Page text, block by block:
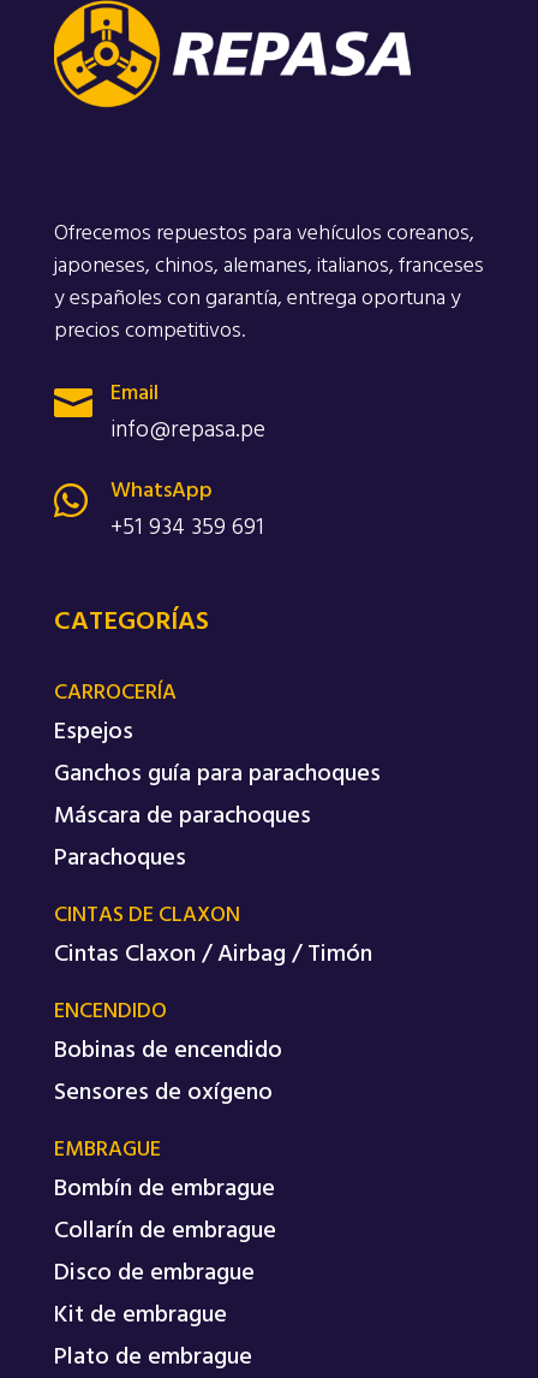
Ofrecemos repuestos para vehículos coreanos,
japoneses, chinos, alemanes, italianos, franceses
y españoles con garantía, entrega oportuna y
precios competitivos.
 Email
info@repasa.pe

WhatsApp
+51 934 359 691
CATEGORÍAS
CARROCERÍA
Espejos
Ganchos guía para parachoques
Máscara de parachoques
Parachoques
CINTAS DE CLAXON
Cintas Claxon / Airbag / Timón
ENCENDIDO
Bobinas de encendido
Sensores de oxígeno
EMBRAGUE
Bombín de embrague
Collarín de embrague
Disco de embrague
Kit de embrague
Plato de embrague